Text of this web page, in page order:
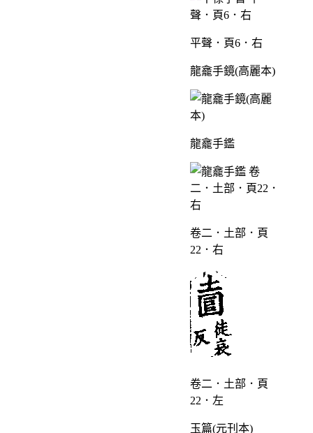
平聲．頁6．右
龍龕手鏡(高麗本)
龍龕手鑑
卷二．土部．頁
22．右
卷二．土部．頁
22．左
玉篇(元刊本)